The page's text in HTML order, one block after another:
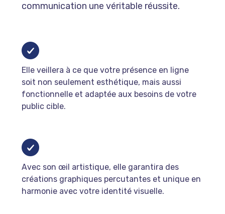
communication une véritable réussite.
Elle veillera à ce que votre présence en ligne
soit non seulement esthétique, mais aussi
fonctionnelle et adaptée aux besoins de votre
public cible.
Avec son œil artistique, elle garantira des
créations graphiques percutantes et unique en
harmonie avec votre identité visuelle.